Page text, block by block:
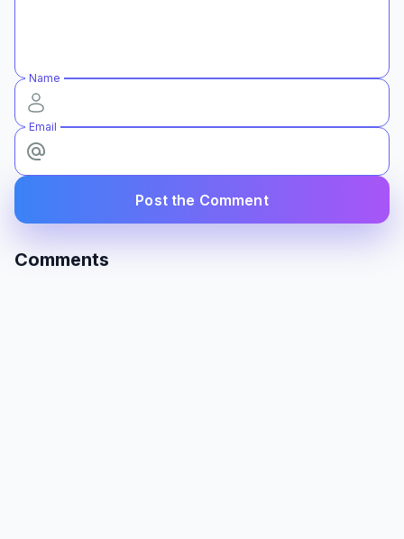
Name
Email
Post the Comment
Comments